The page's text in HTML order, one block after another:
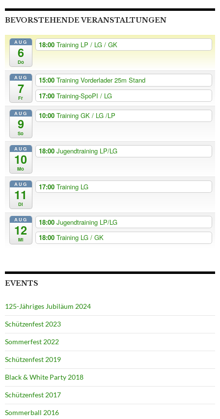
BEVORSTEHENDE VERANSTALTUNGEN
AUG
6
Do
18:00 Training LP / LG / GK
AUG
7
Fr
15:00 Training Vorderlader 25m Stand
17:00 Training-SpoPI / LG
AUG
9
So
10:00 Training GK / LG /LP
AUG
10
Mo
18:00 Jugendtraining LP/LG
AUG
11
Di
17:00 Training LG
AUG
12
Mi
18:00 Jugendtraining LP/LG
18:00 Training LG / GK
EVENTS
125-Jähriges Jubiläum 2024
Schützenfest 2023
Sommerfest 2022
Schützenfest 2019
Black & White Party 2018
Schützenfest 2017
Sommerball 2016